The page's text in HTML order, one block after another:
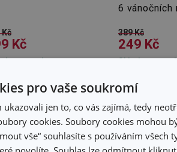
Kč
Kč
v e-shopu
Do košíku
6 vánočních
389 Kč
249 Kč
Skladem v e-
Do
pro vaše soukromí
ukazovali jen to, co vás zajímá, tedy
cookies. Soubory cookies mohou
vše“ souhlasíte s používáním všech